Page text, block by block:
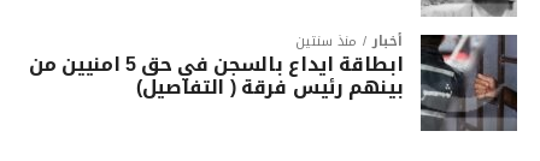
أخبار منذ سنتين
ابطاقة ايداع بالسجن في حق 5 امنيين من
بينهم رئيس فرقة ( التفاصيل)